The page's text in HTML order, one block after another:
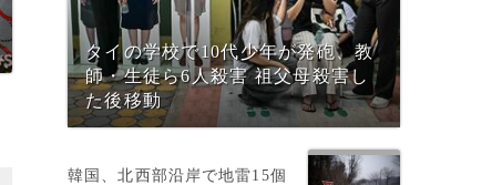
タイの学校で10代少年が発砲、教
師・生徒ら6人殺害 祖父母殺害し
た後移動
韓国、北西部沿岸で地雷15個